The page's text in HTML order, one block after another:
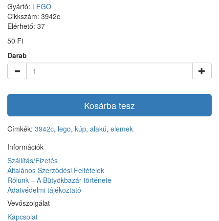
Gyártó: LEGO
Cikkszám: 3942c
Elérhető: 37
50 Ft
Darab
Kosárba tesz
Címkék: 3942c, lego, kúp, alakú, elemek
Információk
Szállítás/Fizetés
Általános Szerződési Feltételek
Rólunk – A Bütyökbazár története
Adatvédelmi tájékoztató
Vevőszolgálat
Kapcsolat